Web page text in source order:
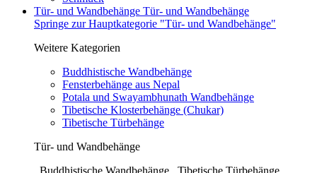
Tür- und Wandbehänge Tür- und Wandbehänge
Springe zur Hauptkategorie "Tür- und Wandbehänge"
Weitere Kategorien
Buddhistische Wandbehänge
Fensterbehänge aus Nepal
Potala und Swayambhunath Wandbehänge
Tibetische Klosterbehänge (Chukar)
Tibetische Türbehänge
Tür- und Wandbehänge
Buddhistische Wandbehänge Tibetische Türbehänge